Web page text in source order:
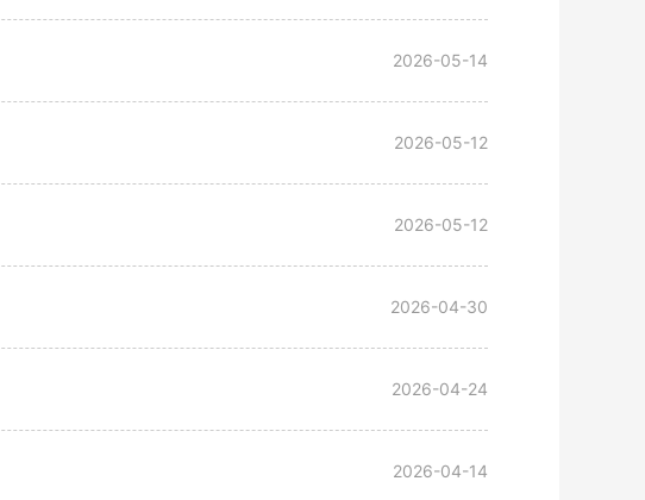
2026-05-14
2026-05-12
2026-05-12
2026-04-30
2026-04-24
2026-04-14